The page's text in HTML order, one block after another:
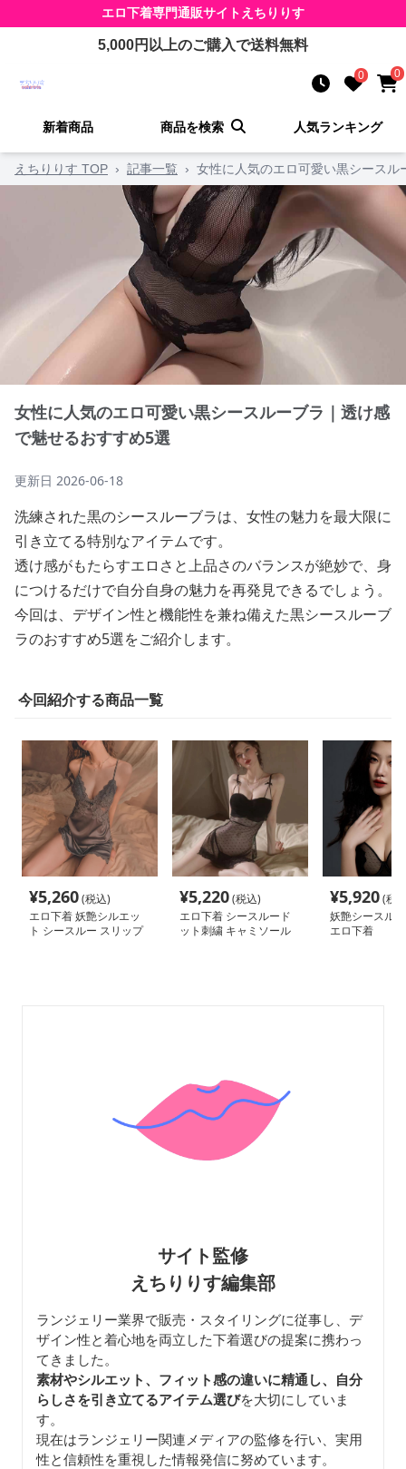
エロ下着専門通販サイト えちりりす
5,000円以上のご購入で送料無料
0 0
新着商品 商品を検索 人気ランキング
えちりりす TOP › 記事一覧 › 女性に人気のエロ可愛い黒シース
女性に人気のエロ可愛い黒シースルーブラ｜透け感
で魅せるおすすめ5選
更新日 2026-06-18
洗練された黒のシースルーブラは、女性の魅力を最大限に
引き立てる特別なアイテムです。
透け感がもたらすエロさと上品さのバランスが絶妙で、身
につけるだけで自分自身の魅力を再発見できるでしょう。
今回は、デザイン性と機能性を兼ね備えた黒シースルーブ
ラのおすすめ5選をご紹介します。
今回紹介する商品一覧
¥5,260(税込)
エロ下着 妖艶シルエッ
ト シースルー スリップ
¥5,220(税込)
エロ下着 シースルード
ット刺繍 キャミソール
¥5,920(税
妖艶シースル
エロ下着
サイト監修
えちりりす編集部
ランジェリー業界で販売・スタイリングに従事し、デ
ザイン性と着心地を両立した下着選びの提案に携わっ
てきました。
素材やシルエット、フィット感の違いに精通し、自分
らしさを引き立てるアイテム選びを大切にしていま
す。
現在はランジェリー関連メディアの監修を行い、実用
性と信頼性を重視した情報発信に努めています。